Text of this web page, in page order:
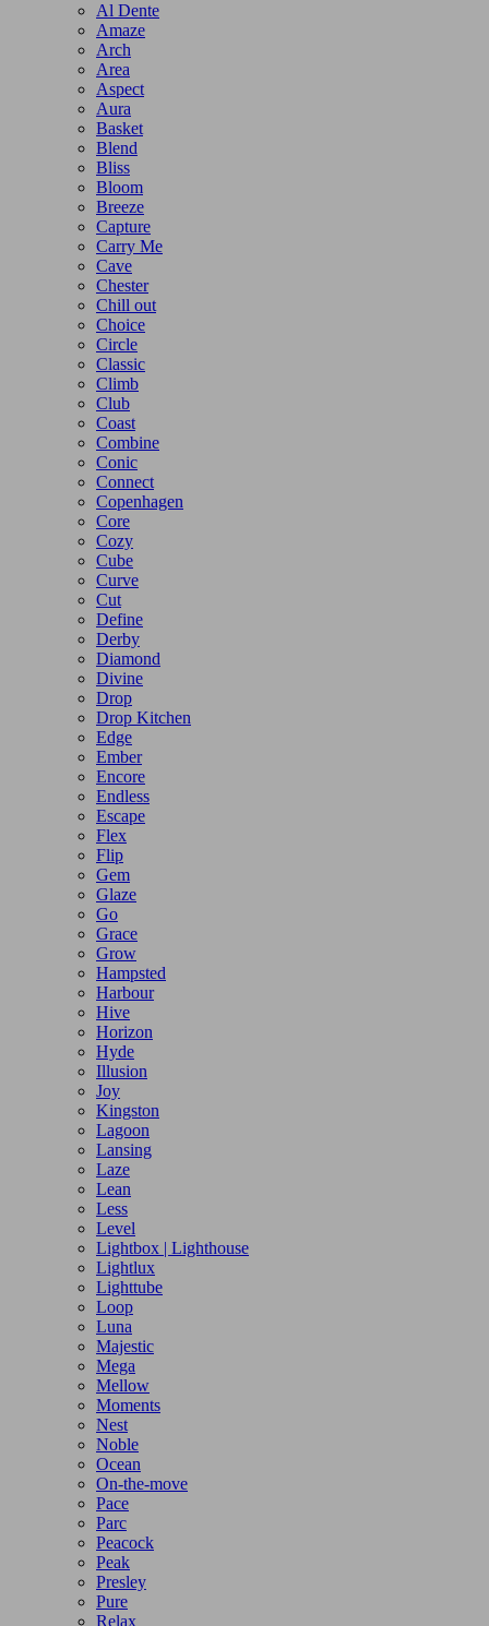
Al Dente
Amaze
Arch
Area
Aspect
Aura
Basket
Blend
Bliss
Bloom
Breeze
Capture
Carry Me
Cave
Chester
Chill out
Choice
Circle
Classic
Climb
Club
Coast
Combine
Conic
Connect
Copenhagen
Core
Cozy
Cube
Curve
Cut
Define
Derby
Diamond
Divine
Drop
Drop Kitchen
Edge
Ember
Encore
Endless
Escape
Flex
Flip
Gem
Glaze
Go
Grace
Grow
Hampsted
Harbour
Hive
Horizon
Hyde
Illusion
Joy
Kingston
Lagoon
Lansing
Laze
Lean
Less
Level
Lightbox | Lighthouse
Lightlux
Lighttube
Loop
Luna
Majestic
Mega
Mellow
Moments
Nest
Noble
Ocean
On-the-move
Pace
Parc
Peacock
Peak
Presley
Pure
Relax